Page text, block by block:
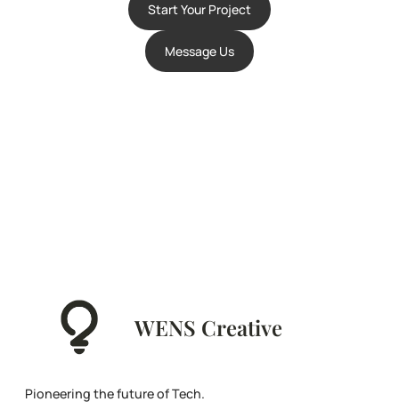
Start Your Project
Message Us
WENS Creative
Pioneering the future of Tech.